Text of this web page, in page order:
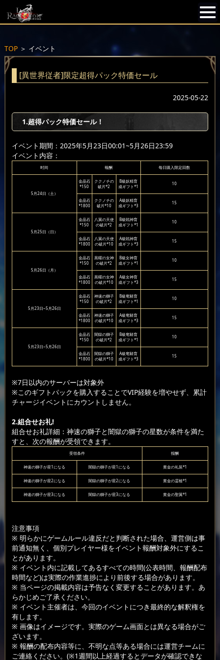
TOP＞ イベント
[異世界従者]限定超得パック特価セール
2025-05-22
1.超得パック特価セール！
イベント期間：2025年5月23日00:01~5月26日23:59
イベント内容：
时间 報酬 每日購入限定回数
5月24日（土）
金晶石
*150
ククノチの
破片*2
B級妖精育
成ギフト*1
10
金晶石
*1800
ククノチの
破片*10
A級妖精育
成ギフト*3
15
5月25日（日）
金晶石
*150
八翼の天使
の破片*2
B級戦神育
成ギフト*1
10
金晶石
*1800
八翼の天使
の破片*10
A級戦神育
成ギフト*3
15
5月26日（月）
金晶石
*150
黒曜の女神
の破片*2
B級女神育
成ギフト*1
10
金晶石
*1800
黒曜の女神
の破片*10
A級女神育
成ギフト*3
15
5月23日~5月26日
金晶石
*150
神速の獅子
の破片*2
B級竜騎育
成ギフト*1
10
金晶石
*1800
神速の獅子
の破片*10
A級竜騎育
成ギフト*3
15
5月23日~5月26日
金晶石
*150
闇獄の獅子
の破片*2
B級竜騎育
成ギフト*1
10
金晶石
*1800
闇獄の獅子
の破片*10
A級竜騎育
成ギフト*3
15
※7日以内のサーバーは対象外
※このギフトパックを購入することでVIP経験を増やせず、累計
チャージイベントにカウントしません。
2.組合せお礼!
組合せお礼詳細：神速の獅子と闇獄の獅子の星数が条件を満た
すと、次の報酬が受領できます。
受領条件 报酬
神速の獅子が星1になる 闇獄の獅子が星1になる 黄金の礼装*1
神速の獅子が星2になる 闇獄の獅子が星2になる 黄金の霊槍*1
神速の獅子が星3になる 闇獄の獅子が星3になる 黄金の聖翼*1
注意事項
※ 明らかにゲームルール違反だと判断された場合、運営側は事
前通知無く、個別プレイヤー様をイベント報酬対象外にするこ
とがあります。
※ イベント内に記載してあるすべての時間(公表時間、報酬配布
時間など)は実際の作業進捗により前後する場合があります。
※ 当ページの掲載内容は予告なく変更することがあります。あ
らかじめご了承ください。
※ イベント主催者は、今回のイベントにつき最終的な解釈権を
有します。
※ 画像はイメージです。実際のゲーム画面とは異なる場合がご
ざいます。
※ 報酬の配布内容等に、不明な点等ある場合には運営チームに
ご連絡ください。(※1週間以上経過するとデータが確認できな